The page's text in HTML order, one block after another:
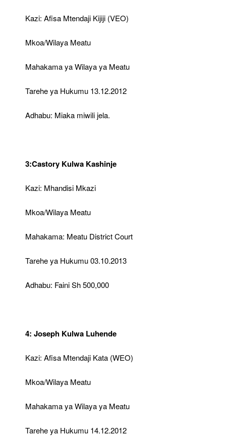
Kazi: Afisa Mtendaji Kijiji (VEO)
Mkoa/Wilaya Meatu
Mahakama ya Wilaya ya Meatu
Tarehe ya Hukumu 13.12.2012
Adhabu: Miaka miwili jela.
3:Castory Kulwa Kashinje
Kazi: Mhandisi Mkazi
Mkoa/Wilaya Meatu
Mahakama: Meatu District Court
Tarehe ya Hukumu 03.10.2013
Adhabu: Faini Sh 500,000
4: Joseph Kulwa Luhende
Kazi: Afisa Mtendaji Kata (WEO)
Mkoa/Wilaya Meatu
Mahakama ya Wilaya ya Meatu
Tarehe ya Hukumu 14.12.2012